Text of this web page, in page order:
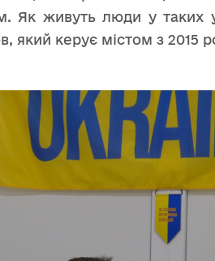
Як живуть люди у таких
який керує містом з 2015